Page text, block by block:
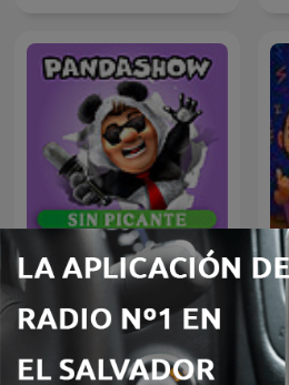
Panda Show - Sin Picante